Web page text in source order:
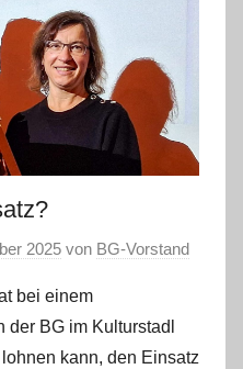
2025 von BG-Vorstand
bei einem
BG im Kulturstadl
kann, den Einsatz